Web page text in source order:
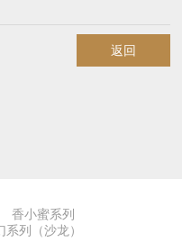
香小蜜系列
系列（沙龙）